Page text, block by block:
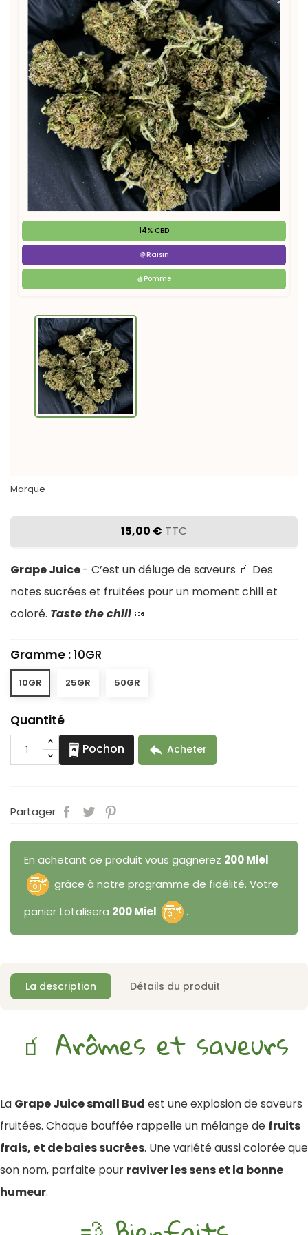
14% CBD
🍇Raisin
🍎Pomme
Marque
15,00 € TTC
Grape Juice- C’est un déluge de saveurs 🧃 Des
notes sucrées et fruitées pour un moment chill et
coloré. Taste the chill 🍬
Gramme :10GR
10GR 25GR 50GR
Quantité
Pochon  Acheter
Partager
En achetant ce produit vous gagnerez 200 Miel
grâce à notre programme de fidélité. Votre
panier totalisera 200 Miel .
La description Détails du produit
🧃 Arômes et saveurs
La Grape Juice small Bud est une explosion de saveurs
fruitées. Chaque bouffée rappelle un mélange de fruits
frais, et de baies sucrées. Une variété aussi colorée que
son nom, parfaite pour raviver les sens et la bonne
humeur.